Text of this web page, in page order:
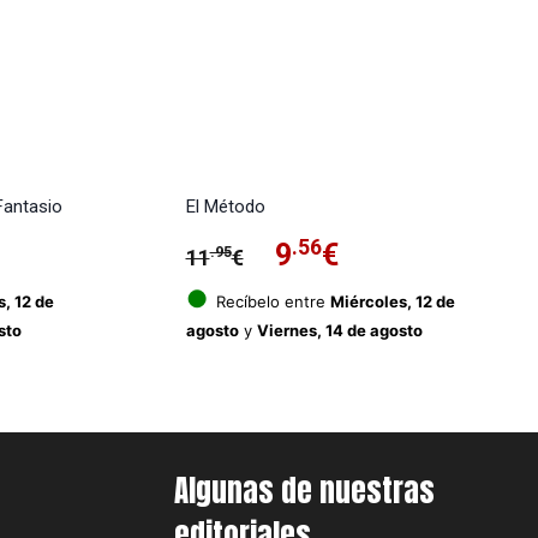
12 de
El Método
11.95€
El
precio
original
11.95€.
9.56€El
precio
actual
9.56€.
● Recíbelo entre Miércoles, 12 de
agostoy Viernes, 14 de agosto
Algunas de nuestras